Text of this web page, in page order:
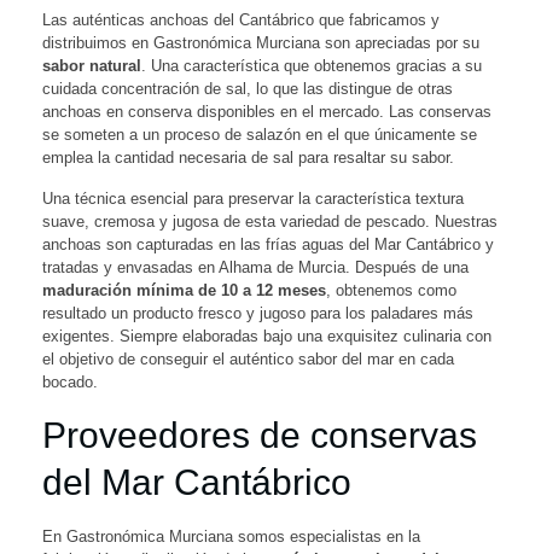
Las auténticas anchoas del Cantábrico que fabricamos y
distribuimos en Gastronómica Murciana son apreciadas por su
sabor natural . Una característica que obtenemos gracias a su
cuidada concentración de sal, lo que las distingue de otras
anchoas en conserva disponibles en el mercado. Las conservas
se someten a un proceso de salazón en el que únicamente se
emplea la cantidad necesaria de sal para resaltar su sabor.
Una técnica esencial para preservar la característica textura
suave, cremosa y jugosa de esta variedad de pescado. Nuestras
anchoas son capturadas en las frías aguas del Mar Cantábrico y
tratadas y envasadas en Alhama de Murcia. Después de una
maduración mínima de 10 a 12 meses, obtenemos como
resultado un producto fresco y jugoso para los paladares más
exigentes. Siempre elaboradas bajo una exquisitez culinaria con
el objetivo de conseguir el auténtico sabor del mar en cada
bocado.
Proveedores de conservas
del Mar Cantábrico
En Gastronómica Murciana somos especialistas en la